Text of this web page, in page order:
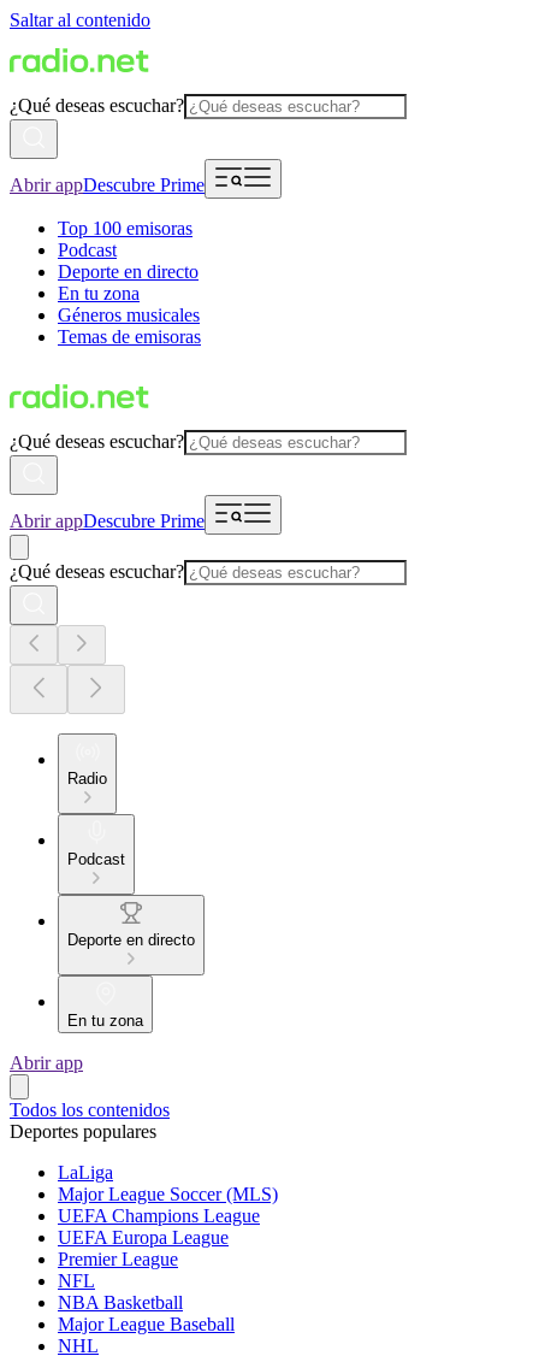
Saltar al contenido
¿Qué deseas escuchar?
Abrir appDescubre Prime
Top 100 emisoras
Podcast
Deporte en directo
En tu zona
Géneros musicales
Temas de emisoras
¿Qué deseas escuchar?
Abrir appDescubre Prime
¿Qué deseas escuchar?
Radio
Podcast
Deporte en directo
En tu zona
Abrir app
Todos los contenidos
Deportes populares
LaLiga
Major League Soccer (MLS)
UEFA Champions League
UEFA Europa League
Premier League
NFL
NBA Basketball
Major League Baseball
NHL